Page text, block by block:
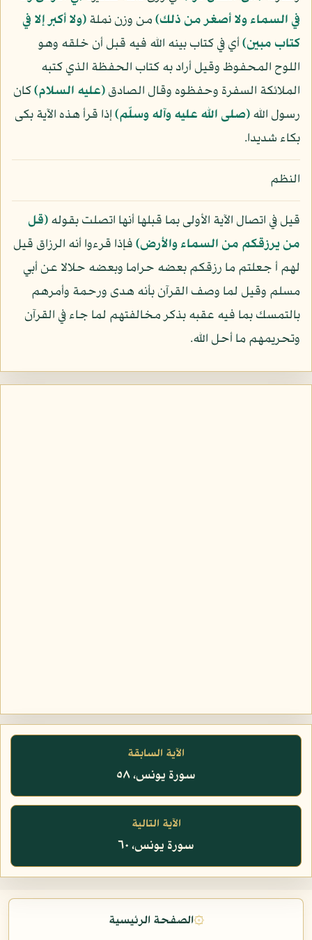
في السماء ولا أصغر من ذلك﴾من وزن نملة﴿ولا أكبر إلا في
كتاب مبين﴾أي في كتاب بينه الله فيه قبل أن خلقه وهو
اللوح المحفوظ وقيل أراد به كتاب الحفظة الذي كتبه
الملائكة السفرة وحفظوه وقال الصادق(عليه السلام)كان
رسول الله(صلى الله عليه وآله وسلّم)إذا قرأ هذه الآية بكى
بكاء شديدا.
النظم
قيل في اتصال الآية الأولى بما قبلها أنها اتصلت بقوله﴿قل
من يرزقكم من السماء والأرض﴾فإذا قرءوا أنه الرزاق قيل
لهم أ جعلتم ما رزقكم بعضه حراما وبعضه حلالا عن أبي
مسلم وقيل لما وصف القرآن بأنه هدى ورحمة وأمرهم
بالتمسك بما فيه عقبه بذكر مخالفتهم لما جاء في القرآن
وتحريمهم ما أحل الله.
الآية السابقة
سورة يونس، ٥٨
الآية التالية
سورة يونس، ٦٠
۞الصفحة الرئيسية